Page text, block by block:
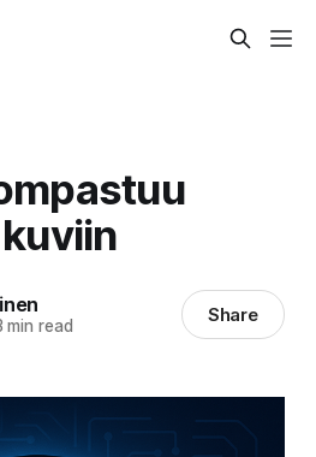
min read Share